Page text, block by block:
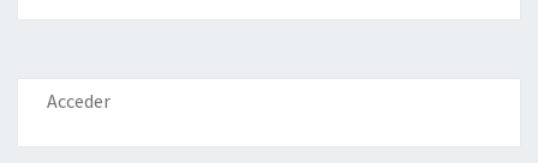
o
o
k
er dI
n
l
p
ar
Acceder